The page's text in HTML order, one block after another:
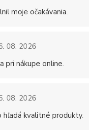
moje očakávania.
08. 2026
pri nákupe online.
08. 2026
kvalitné produkty.